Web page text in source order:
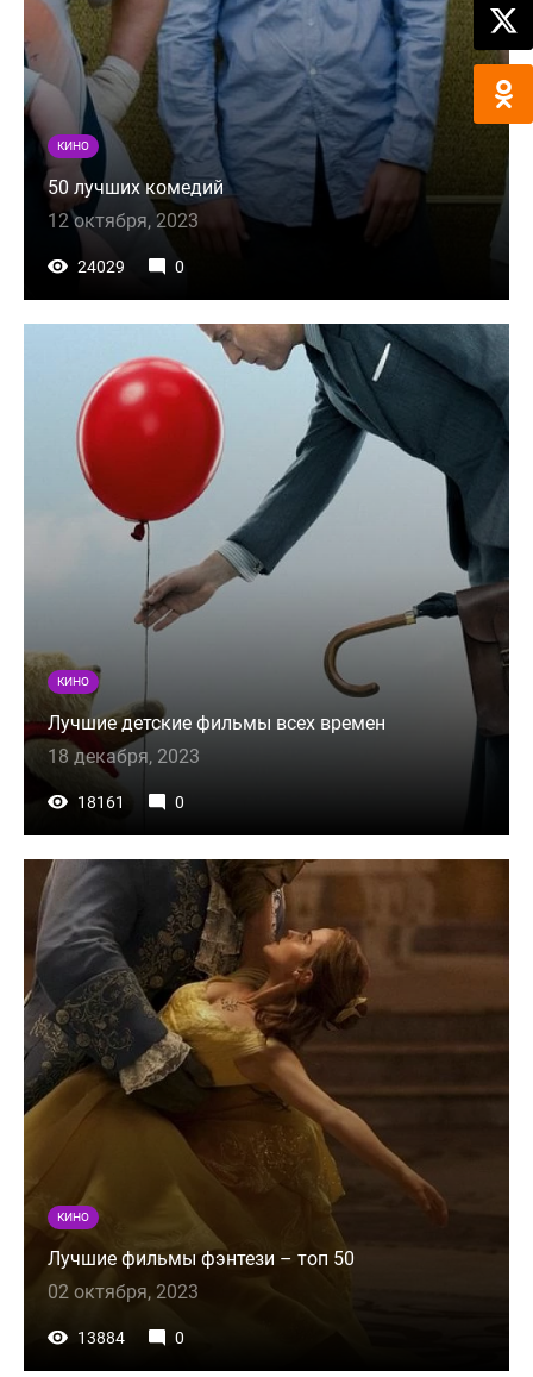
КИНО
50 лучших комедий
12 октября, 2023
24029 0
КИНО
Лучшие детские фильмы всех времен
18 декабря, 2023
18161 0
КИНО
Лучшие фильмы фэнтези – топ 50
02 октября, 2023
13884 0